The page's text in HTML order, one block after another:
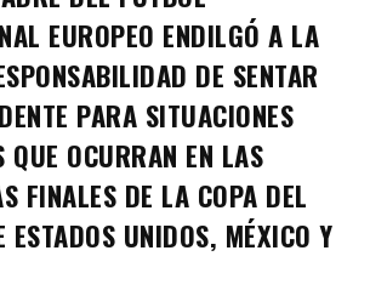
EUROPEO ENDILGÓ A LA
DE SENTAR
PARA SITUACIONES
QUE OCURRAN EN LAS
FINALES DE LA COPA DEL
ESTADOS UNIDOS, MÉXICO Y